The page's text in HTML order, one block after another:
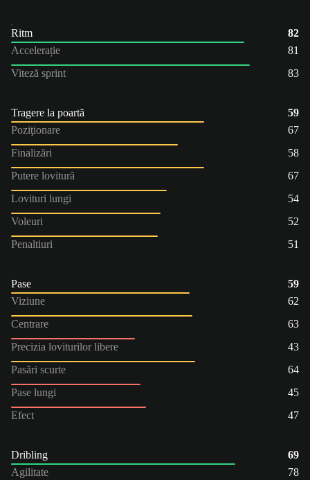
Ritm
82
Accelerație
81
Viteză sprint
83
Tragere la poartă
59
Poziţionare
67
Finalizări
58
Putere lovitură
67
Lovituri lungi
54
Voleuri
52
Penaltiuri
51
Pase
59
Viziune
62
Centrare
63
Precizia loviturilor libere
43
Pasări scurte
64
Pase lungi
45
Efect
47
Dribling
69
Agilitate
78